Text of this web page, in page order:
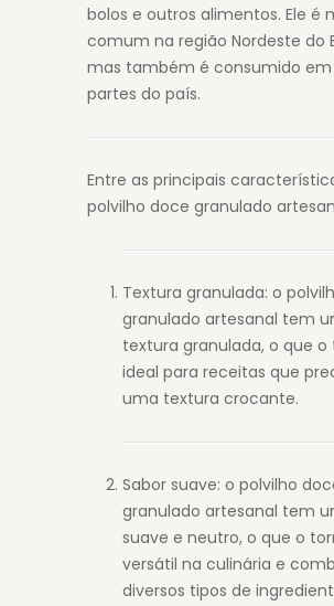
bolos e outros alimentos. Ele é
comum na região Nordeste do
mas também é consumido
partes do país.
Entre as principais
polvilho doce granulado
Textura granulada: o
granulado artesanal tem
textura granulada, o que o
ideal para receitas que
uma textura crocante.
Sabor suave: o polvilho
granulado artesanal tem
suave e neutro, o que o
versátil na culinária e
diversos tipos de